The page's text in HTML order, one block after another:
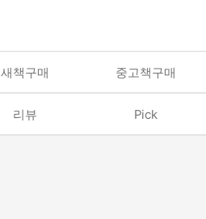
새책구매 중고책구매
리뷰 Pick